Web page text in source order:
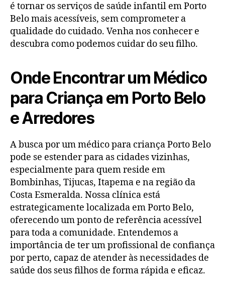
é tornar os serviços de saúde infantil em Porto
Belo mais acessíveis, sem comprometer a
qualidade do cuidado. Venha nos conhecer e
descubra como podemos cuidar do seu filho.
Onde Encontrar um Médico
para Criança em Porto Belo
e Arredores
A busca por um médico para criança Porto Belo
pode se estender para as cidades vizinhas,
especialmente para quem reside em
Bombinhas, Tijucas, Itapema e na região da
Costa Esmeralda. Nossa clínica está
estrategicamente localizada em Porto Belo,
oferecendo um ponto de referência acessível
para toda a comunidade. Entendemos a
importância de ter um profissional de confiança
por perto, capaz de atender às necessidades de
saúde dos seus filhos de forma rápida e eficaz.